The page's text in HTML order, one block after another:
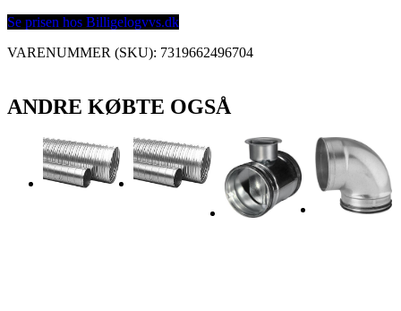
Se prisen hos Billigelogvvs.dk
VARENUMMER (SKU): 7319662496704
ANDRE KØBTE OGSÅ